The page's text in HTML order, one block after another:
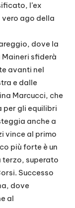
l’ex
vero ago della
dove la
sfiderà
avanti nel
e dalle
Marcucci, che
per gli equilibri
anche a
vince al primo
più forte è un
superato
Successo
dove
al